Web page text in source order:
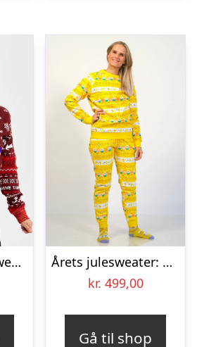
Wine Time Julesweater LED – dame / kvinder
Årets julesweater: Påskesæt Gul – dame / kvinder. Ugly Christmas Sweater lavet i Danmark
kr. 499,00
Gå til shop